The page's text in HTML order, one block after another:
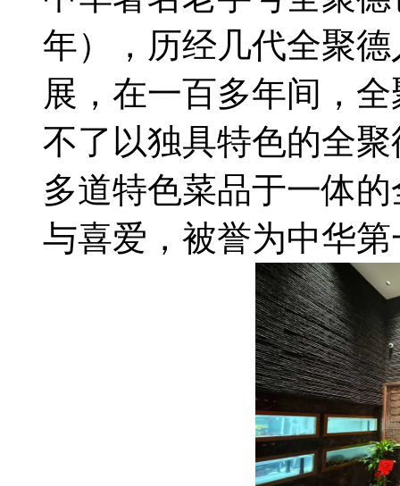
年），历经几代全聚
展，在一百多年间，
不了以独具特色的全
多道特色菜品于一体
与喜爱，被誉为中华